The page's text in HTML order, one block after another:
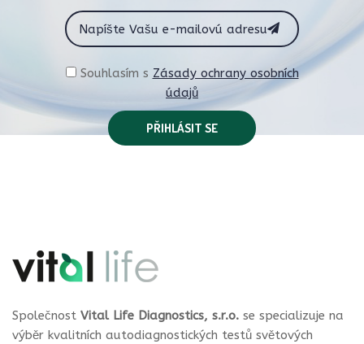
Souhlasím s Zásady ochrany osobních
údajů
Společnost Vital Life Diagnostics, s.r.o. se specializuje na
výběr kvalitních autodiagnostických testů světových